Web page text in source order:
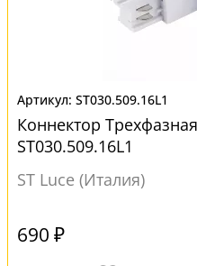
ST030.509.16L1
Коннектор
ST030.509.16L1
ST Luce (Италия)
690 ₽